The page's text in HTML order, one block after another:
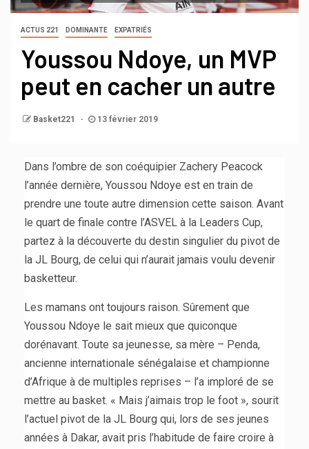
ACTUS 221 DOMINANTE EXPATRIÉS
Youssou Ndoye, un MVP
peut en cacher un autre
Basket221 13 février 2019
Dans l’ombre de son coéquipier Zachery Peacock
l’année dernière, Youssou Ndoye est en train de
prendre une toute autre dimension cette saison. Avant
le quart de finale contre l’ASVEL à la Leaders Cup,
partez à la découverte du destin singulier du pivot de
la JL Bourg, de celui qui n’aurait jamais voulu devenir
basketteur.
Les mamans ont toujours raison. Sûrement que
Youssou Ndoye le sait mieux que quiconque
dorénavant. Toute sa jeunesse, sa mère – Penda,
ancienne internationale sénégalaise et championne
d’Afrique à de multiples reprises – l’a imploré de se
mettre au basket. « Mais j’aimais trop le foot », sourit
l’actuel pivot de la JL Bourg qui, lors de ses jeunes
années à Dakar, avait pris l’habitude de faire croire à